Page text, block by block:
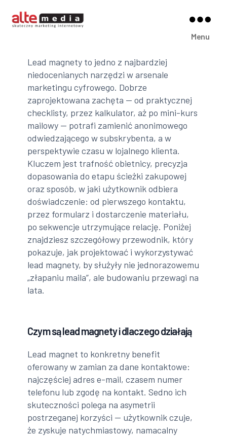
Media
Menu
Lead magnety to jedno z najbardziej
niedocenianych narzędzi w arsenale
marketingu cyfrowego. Dobrze
zaprojektowana zachęta — od praktycznej
checklisty, przez kalkulator, aż po mini-kurs
mailowy — potrafi zamienić anonimowego
odwiedzającego w subskrybenta, a w
perspektywie czasu w lojalnego klienta.
Kluczem jest trafność obietnicy, precyzja
dopasowania do etapu ścieżki zakupowej
oraz sposób, w jaki użytkownik odbiera
doświadczenie: od pierwszego kontaktu,
przez formularz i dostarczenie materiału,
po sekwencje utrzymujące relację. Poniżej
znajdziesz szczegółowy przewodnik, który
pokazuje, jak projektować i wykorzystywać
lead magnety, by służyły nie jednorazowemu
„złapaniu maila”, ale budowaniu przewagi na
lata.
Czym są lead magnety i dlaczego działają
Lead magnet to konkretny benefit
oferowany w zamian za dane kontaktowe:
najczęściej adres e-mail, czasem numer
telefonu lub zgodę na kontakt. Sedno ich
skuteczności polega na asymetrii
postrzeganej korzyści — użytkownik czuje,
że zyskuje natychmiastowy, namacalny